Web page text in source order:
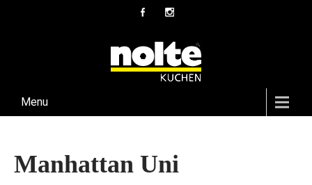
Menu
Manhattan Uni